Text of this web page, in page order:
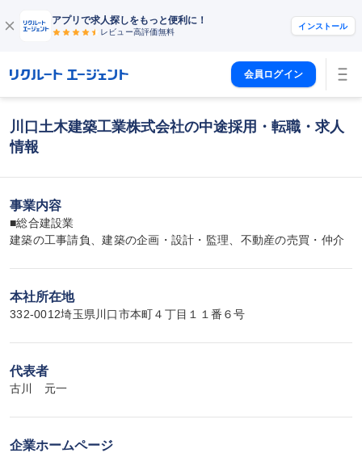
アプリで求人探しをもっと便利に！
レビュー高評価無料
インストール
会員ログイン
川口土木建築工業株式会社の中途採用・転職・求人
情報
事業内容
■総合建設業
建築の工事請負、建築の企画・設計・監理、不動産の売買・仲介
本社所在地
332-0012埼玉県川口市本町４丁目１１番６号
代表者
古川　元一
企業ホームページ